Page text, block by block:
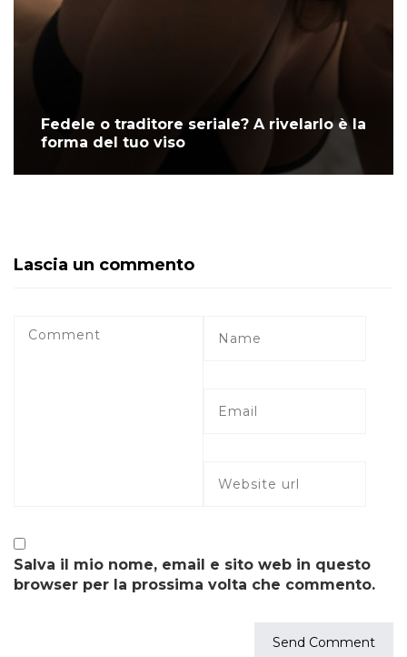
Fedele o traditore seriale? A rivelarlo è la
forma del tuo viso
Lascia un commento
Salva il mio nome, email e sito web in questo
browser per la prossima volta che commento.